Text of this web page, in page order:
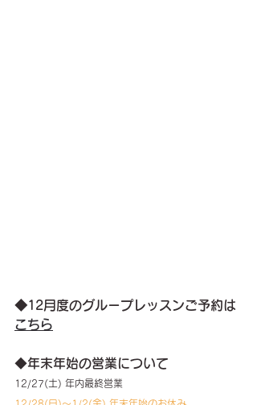
◆12月度のグループレッスンご予約は
こちら
◆年末年始の営業について
12/27(土) 年内最終営業